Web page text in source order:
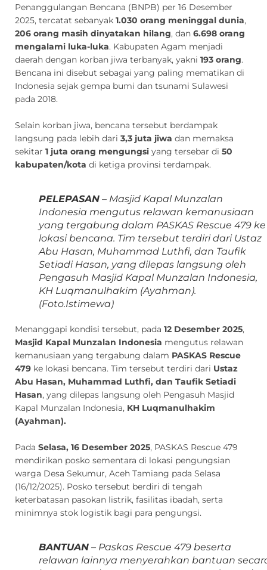
Penanggulangan Bencana (BNPB) per 16 Desember
2025, tercatat sebanyak 1.030 orang meninggal dunia,
206 orang masih dinyatakan hilang, dan 6.698 orang
mengalami luka-luka. Kabupaten Agam menjadi
daerah dengan korban jiwa terbanyak, yakni 193 orang.
Bencana ini disebut sebagai yang paling mematikan di
Indonesia sejak gempa bumi dan tsunami Sulawesi
pada 2018.
Selain korban jiwa, bencana tersebut berdampak
langsung pada lebih dari 3,3 juta jiwa dan memaksa
sekitar 1 juta orang mengungsi yang tersebar di 50
kabupaten/kota di ketiga provinsi terdampak.
PELEPASAN – Masjid Kapal Munzalan
Indonesia mengutus relawan kemanusiaan
yang tergabung dalam PASKAS Rescue 479 ke
lokasi bencana. Tim tersebut terdiri dari Ustaz
Abu Hasan, Muhammad Luthfi, dan Taufik
Setiadi Hasan, yang dilepas langsung oleh
Pengasuh Masjid Kapal Munzalan Indonesia,
KH Luqmanulhakim (Ayahman).
(Foto.Istimewa)
Menanggapi kondisi tersebut, pada 12 Desember 2025,
Masjid Kapal Munzalan Indonesia mengutus relawan
kemanusiaan yang tergabung dalam PASKAS Rescue
479 ke lokasi bencana. Tim tersebut terdiri dari Ustaz
Abu Hasan, Muhammad Luthfi, dan Taufik Setiadi
Hasan, yang dilepas langsung oleh Pengasuh Masjid
Kapal Munzalan Indonesia, KH Luqmanulhakim
(Ayahman).
Pada Selasa, 16 Desember 2025, PASKAS Rescue 479
mendirikan posko sementara di lokasi pengungsian
warga Desa Sekumur, Aceh Tamiang pada Selasa
(16/12/2025). Posko tersebut berdiri di tengah
keterbatasan pasokan listrik, fasilitas ibadah, serta
minimnya stok logistik bagi para pengungsi.
BANTUAN – Paskas Rescue 479 beserta
relawan lainnya menyerahkan bantuan